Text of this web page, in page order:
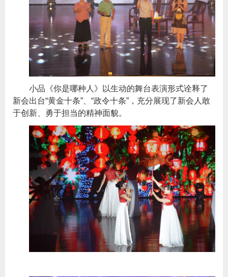
小品《你是哪种人》以生动的舞台表演形式诠释了
新会出台“黄金十条”、“政令十条”，充分展现了新会人敢
于创新、勇于担当的精神面貌。